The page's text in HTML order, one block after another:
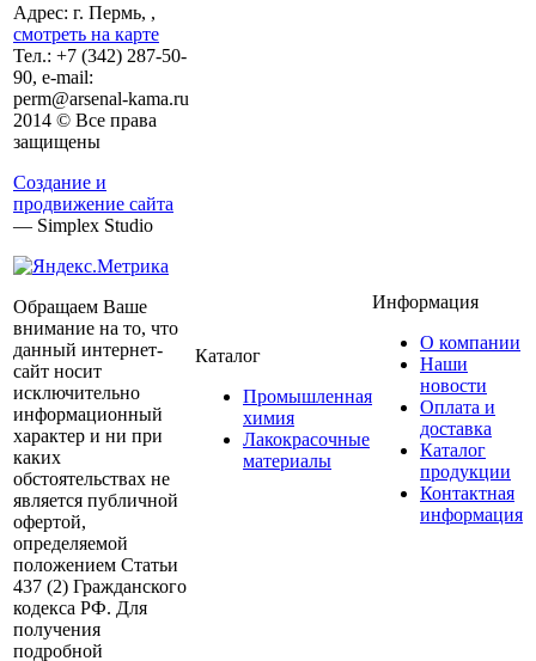
Адрес: г. Пермь, ,
смотреть на карте
Тел.: +7 (342) 287-50-
90, e-mail:
perm@arsenal-kama.ru
2014 © Все права
защищены
Создание и
продвижение сайта
— Simplex Studio
Обращаем Ваше
внимание на то, что
данный интернет-
сайт носит
исключительно
информационный
характер и ни при
каких
обстоятельствах не
является публичной
офертой,
определяемой
положением Статьи
437 (2) Гражданского
кодекса РФ. Для
получения
подробной
Каталог
Промышленная
химия
Лакокрасочные
материалы
Информация
О компании
Наши
новости
Оплата и
доставка
Каталог
продукции
Контактная
информация